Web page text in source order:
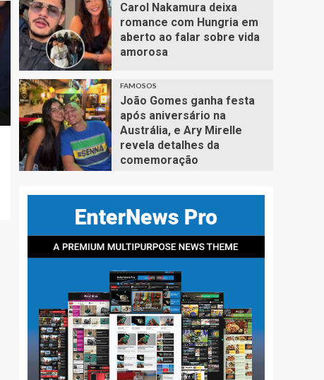
Carol Nakamura deixa
romance com Hungria em
aberto ao falar sobre vida
amorosa
FAMOSOS
João Gomes ganha festa
após aniversário na
Austrália, e Ary Mirelle
revela detalhes da
comemoração